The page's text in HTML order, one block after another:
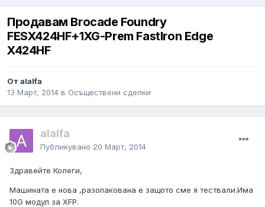
Продавам Brocade Foundry
FESX424HF+1XG-Prem FastIron Edge
X424HF
От alalfa
13 Март, 2014 в Осъществени сделки
alalfa
Публикувано 20 Март, 2014
Здравейте Колеги,
Машината е нова ,разопакована е защото сме я тествали.Има
10G модул за XFP.